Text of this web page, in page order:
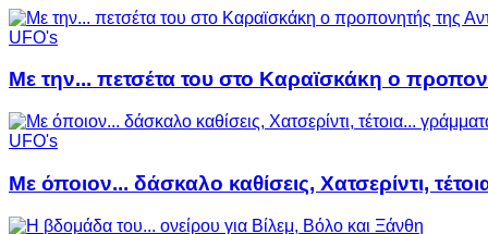
UFO's
Με την... πετσέτα του στο Καραϊσκάκη ο
UFO's
Με όποιον... δάσκαλο καθίσεις, Χατσερίντι,